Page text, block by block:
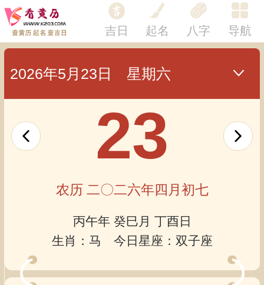
吉日 起名 八字 导航
2026年5月23日 星期六
23
农历 二〇二六年四月初七
丙午年 癸巳月 丁酉日
生肖：马 今日星座：双子座